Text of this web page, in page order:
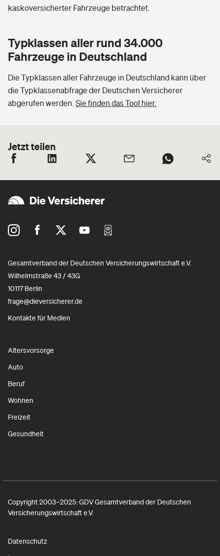
kaskoversicherter Fahrzeuge betrachtet.
Typklassen aller rund 34.000
Fahrzeuge in Deutschland
Die Typklassen aller Fahrzeuge in Deutschland kann über
die Typklassenabfrage der Deutschen Versicherer
abgerufen werden. Sie finden das Tool hier.
Jetzt teilen
Gesamtverband der Deutschen Versicherungswirtschaft e.V.
Wilhelmstraße 43 / 43G
10117 Berlin
frage@dieversicherer.de
Kontakte für Medien
Altersvorsorge
Auto
Beruf
Wohnen
Freizeit
Gesundheit
Copyright 2003–2025: GDV Gesamtverband der Deutschen
Versicherungswirtschaft e.V.
Datenschutz